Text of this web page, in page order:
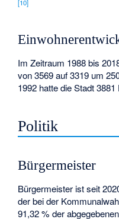
[10]
Im Zeitraum 1988 bis
von 3569 auf 3319 um
1992 hatte die Stadt
Politik
Bürgermeister
Bürgermeister ist seit
der bei der
91,32 % der